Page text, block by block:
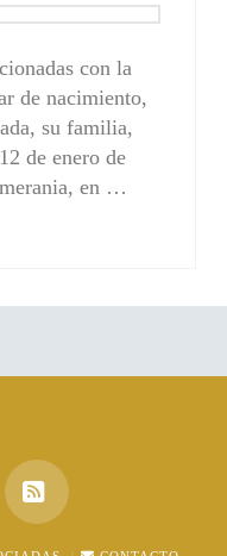
con la
de nacimiento,
su familia,
de enero de
en …